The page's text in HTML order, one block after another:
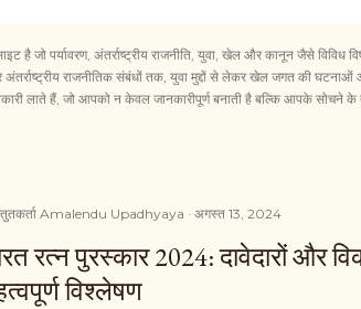
है जो पर्यावरण, अंतर्राष्ट्रीय राजनीति, युवा, खेल और कानून जैसे विविध
राजनीतिक संबंधों तक, युवा मुद्दों से लेकर खेल जगत की
लाते हैं, जो आपको न केवल जानकारीपूर्ण बनाती है बल्कि आपके सोचने के
Amalendu Upadhyaya अगस्त 13, 2024
रत्न पुरस्कार 2024: दावेदारों और
विश्लेषण